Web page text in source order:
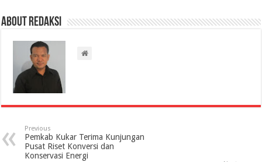
About Redaksi
Previous
Pemkab Kukar Terima Kunjungan
Pusat Riset Konversi dan
Konservasi Energi